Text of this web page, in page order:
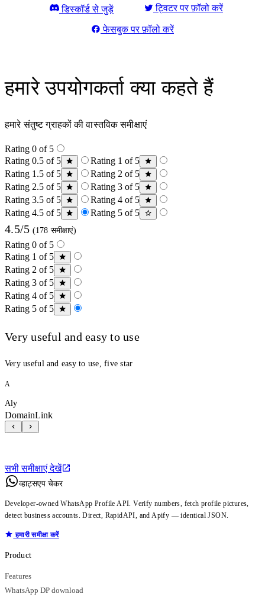
डिस्कॉर्ड से जुड़ें ट्विटर पर फ़ॉलो करें
फेसबुक पर फ़ॉलो करें
हमारे उपयोगकर्ता क्या कहते हैं
हमारे संतुष्ट ग्राहकों की वास्तविक समीक्षाएं
Rating 0 of 5
Rating 0.5 of 5
Rating 1 of 5
Rating 1.5 of 5
Rating 2 of 5
Rating 2.5 of 5
Rating 3 of 5
Rating 3.5 of 5
Rating 4 of 5
Rating 4.5 of 5
Rating 5 of 5
4.5/5 (178 समीक्षाएं)
Rating 0 of 5
Rating 1 of 5
Rating 2 of 5
Rating 3 of 5
Rating 4 of 5
Rating 5 of 5
Very useful and easy to use
Very useful and easy to use, five star
A
Aly
DomainLink
सभी समीक्षाएं देखें
व्हाट्सएप चेकर
Developer-owned WhatsApp Profile API. Verify numbers, fetch profile pictures,
detect business accounts. Direct, RapidAPI, and Apify — identical JSON.
हमारी समीक्षा करें
Product
Features
WhatsApp DP download